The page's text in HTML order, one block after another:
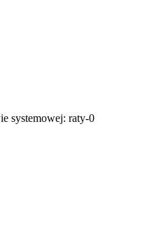
systemowej: raty-0